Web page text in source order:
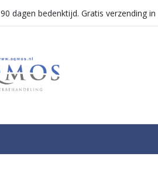
90 dagen bedenktijd. Gratis verzending in